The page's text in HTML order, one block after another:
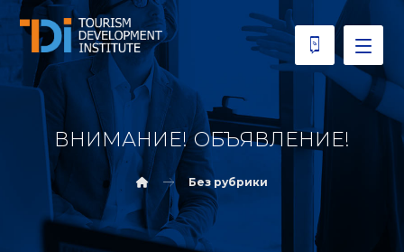
ВНИМАНИЕ! ОБЪЯВЛЕНИЕ!
Без рубрики